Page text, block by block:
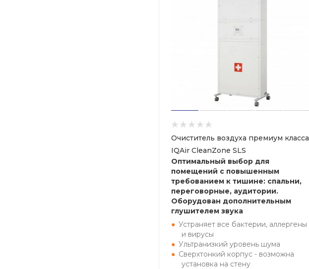
Очиститель воздуха премиум класса
IQAir CleanZone SLS
Оптимальный выбор для
помещений с повышенным
требованием к тишине: спальни,
переговорные, аудитории.
Оборудован дополнительным
глушителем звука
Устраняет все бактерии, аллергены
и вирусы
Ультранизкий уровень шума
Сверхтонкий корпус - возможна
установка на стену